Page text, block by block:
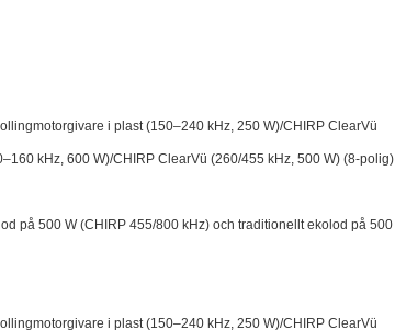
i plast (150–240 kHz, 250 W)/CHIRP ClearVü
kHz, 600 W)/CHIRP ClearVü (260/455 kHz, 500 W) (8-polig)
på 500 W (CHIRP 455/800 kHz) och traditionellt ekolod på 500
i plast (150–240 kHz, 250 W)/CHIRP ClearVü